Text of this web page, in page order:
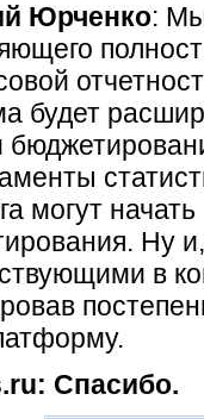
Юрченко:
будет
могут
Ну
в
.
Спасибо.